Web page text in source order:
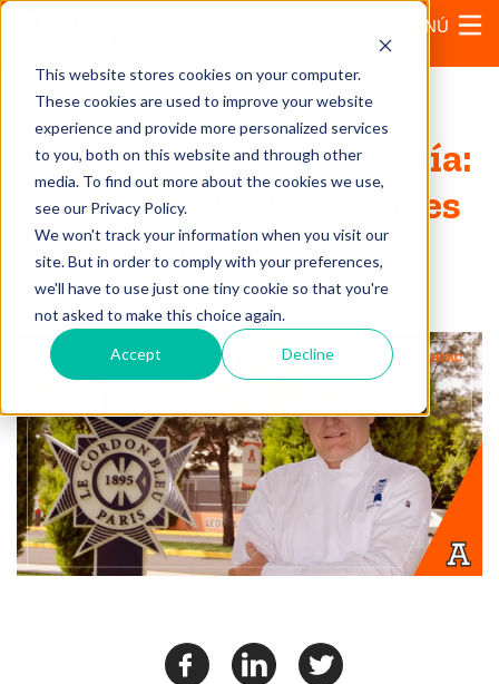
This website stores cookies on your computer.
These cookies are used to improve your website
experience and provide more personalized services
to you, both on this website and through other
media. To find out more about the cookies we use,
see our Privacy Policy.
We won't track your information when you visit our
site. But in order to comply with your preferences,
we'll have to use just one tiny cookie so that you're
not asked to make this choice again.
Accept Decline
MENÚ
Carrera en Gastronomía:
de qué se trata y cuál es
su campo laboral
17 de febrero, 2025